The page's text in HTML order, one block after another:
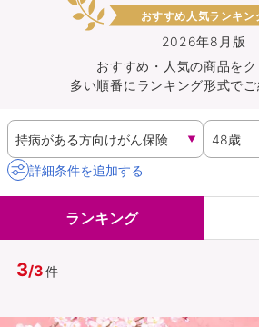
保険会社から探す
イオンカード会員さ
キャンペーン一覧
コラム
イオングループ従業
（無料）
2026年8月版
おすすめ人気ランキン
おすすめ・人気の商品を
多い順番にランキング形式でご
詳細条件を追加する
ランキング
3/3件